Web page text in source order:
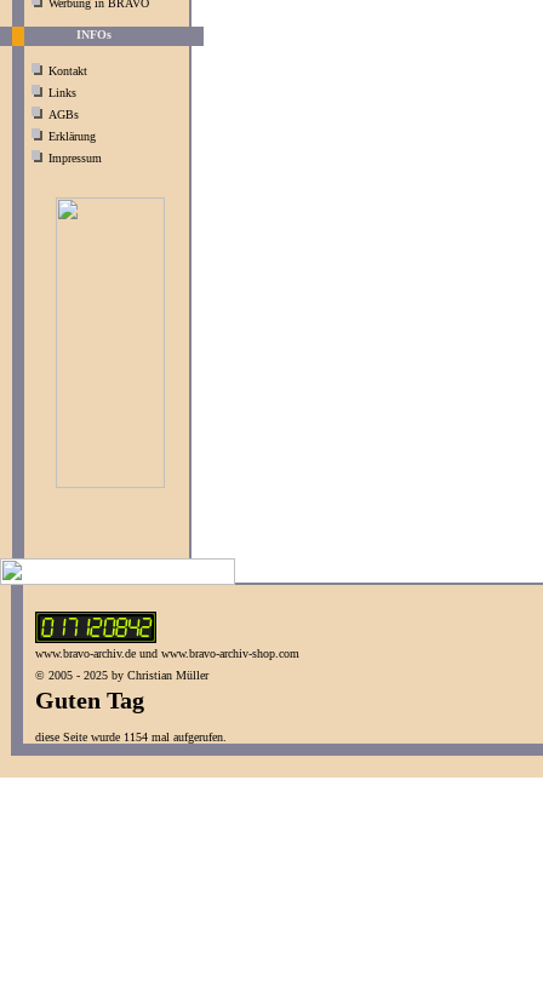
Werbung in BRAVO
INFOs
Kontakt
Links
AGBs
Erklärung
Impressum
www.bravo-archiv.de und www.bravo-archiv-shop.com
© 2005 - 2025 by Christian Müller
Guten Tag
diese Seite wurde 1154 mal aufgerufen.